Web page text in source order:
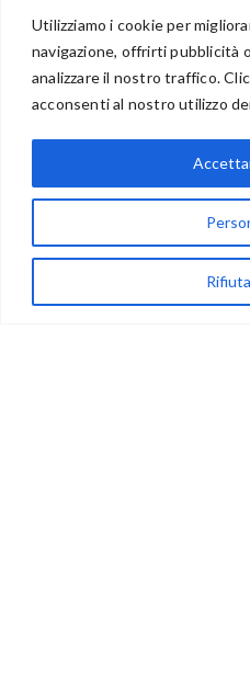
Utilizziamo i cookie per
navigazione, offrirti pubblicità
analizzare il nostro traffico.
acconsenti al nostro utilizzo
BENVENUTI NEL
via Acqua delle Noci 12
83024 Monteforte Irpino
(+39) 081-7777233